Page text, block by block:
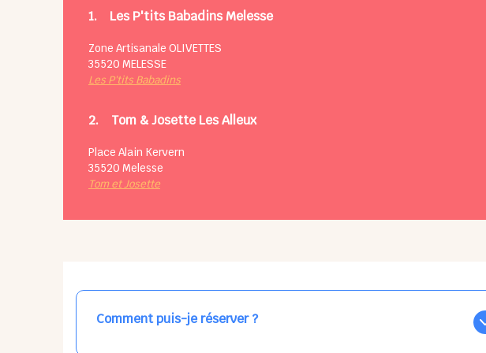
1. Les P'tits Babadins Melesse
Zone Artisanale OLIVETTES
35520 MELESSE
Les P'tits Babadins
2. Tom & Josette Les Alleux
Place Alain Kervern
35520 Melesse
Tom et Josette
Comment puis-je réserver ?